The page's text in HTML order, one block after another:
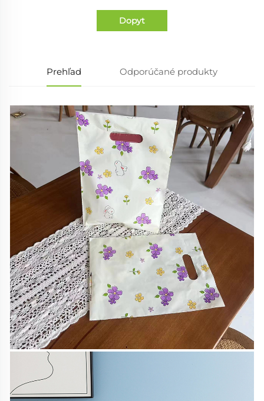
Dopyt
Prehľad Odporúčané produkty